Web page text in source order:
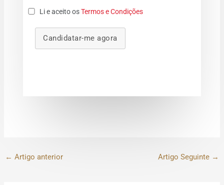
Li e aceito osTermos e Condições
Candidatar-me agora
← Artigo anterior Artigo Seguinte →